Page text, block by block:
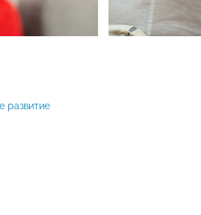
развитие